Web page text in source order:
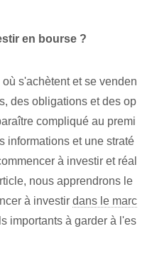
en bourse ?
s'achètent et se venden
des obligations et des op
compliqué au premi
informations et une straté
à investir et réal
nous apprendrons le
à investir⁢ dans le marc
importants à garder à l'es